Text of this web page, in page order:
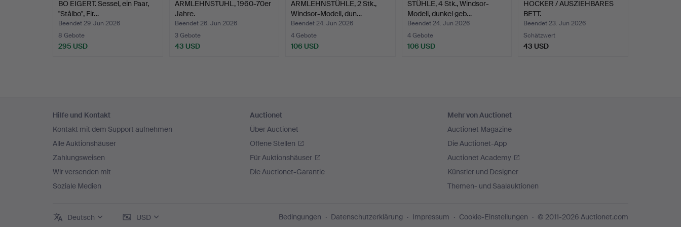
BO EIGERT. Sessel, ein Paar,
"Stålbo", Fir…
Beendet 29. Jun 2026
8 Gebote
295 USD
ARMLEHNSTUHL, 1960-70er
Jahre.
Beendet 26. Jun 2026
3 Gebote
43 USD
ARMLEHNSTÜHLE, 2 Stk.,
Windsor-Modell, dun…
Beendet 24. Jun 2026
4 Gebote
106 USD
STÜHLE, 4 Stk., Windsor-
Modell, dunkel geb…
Beendet 24. Jun 2026
4 Gebote
106 USD
HOCKER / AUSZIEHBARES
BETT.
Beendet 23. Jun 2026
Schätzwert
43 USD
Navigation
Hilfe und Kontakt
Kontakt mit dem Support aufnehmen
Alle Auktionshäuser
Zahlungsweisen
Wir versenden mit
Soziale Medien
Auctionet
Über Auctionet
Offene Stellen
Für Auktionshäuser
Die Auctionet-Garantie
Mehr von Auctionet
Auctionet Magazine
Die Auctionet-App
Auctionet Academy
Künstler und Designer
Themen- und Saalauktionen
Deutsch USD Bedingungen Datenschutzerklärung Impressum Cookie-Einstellungen © 2011-2026 Auctionet.com